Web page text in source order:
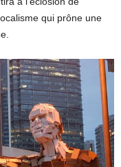
qui prône une